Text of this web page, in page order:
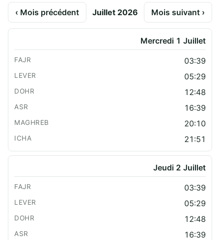
‹ Mois précédent Juillet 2026 Mois suivant ›
Mercredi 1 Juillet
03:39
05:29
12:48
16:39
20:10
21:51
Jeudi 2 Juillet
03:39
05:29
12:48
16:39